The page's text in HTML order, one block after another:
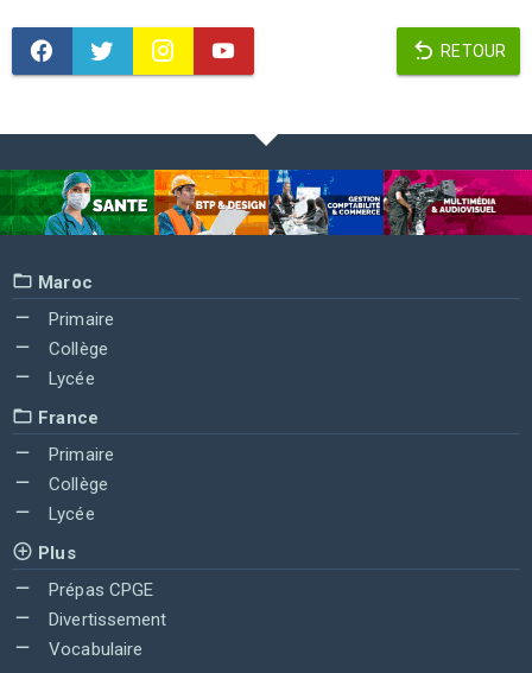
RETOUR
Maroc
Primaire
Collège
Lycée
France
Primaire
Collège
Lycée
Plus
Prépas CPGE
Divertissement
Vocabulaire